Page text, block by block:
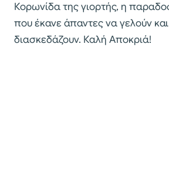
Κορωνίδα της γιορτής, η
που έκανε άπαντες να γελούν
διασκεδάζουν. Καλή Αποκριά!